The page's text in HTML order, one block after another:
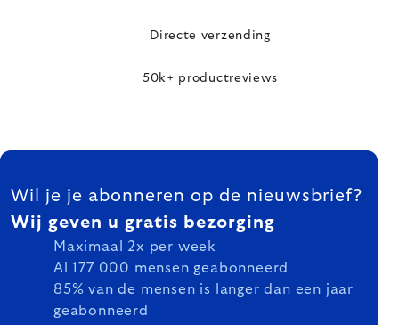
Directe verzending
50k+ productreviews
FOOTER
Wil je je abonneren op de nieuwsbrief?
Wij geven u gratis bezorging
Maximaal 2x per week
Al 177 000 mensen geabonneerd
85% van de mensen is langer dan een jaar
geabonneerd